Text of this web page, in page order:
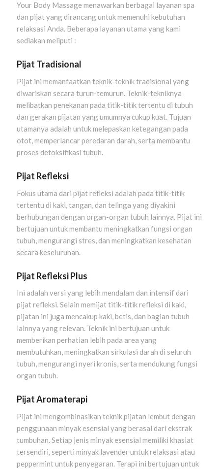
Your Body Massage menawarkan berbagai layanan spa
dan pijat yang dirancang untuk memenuhi kebutuhan
relaksasi Anda. Beberapa layanan utama yang kami
sediakan meliputi :
Pijat Tradisional
Pijat ini memanfaatkan teknik-teknik tradisional yang
diwariskan secara turun-temurun. Teknik-tekniknya
melibatkan penekanan pada titik-titik tertentu di tubuh
dan gerakan pijatan yang umumnya cukup kuat. Tujuan
utamanya adalah untuk melepaskan ketegangan pada
otot, memperlancar peredaran darah, serta membantu
proses detoksifikasi tubuh.
Pijat Refleksi
Fokus utama dari pijat refleksi adalah pada titik-titik
tertentu di kaki, tangan, dan telinga yang diyakini
berhubungan dengan organ-organ tubuh lainnya. Pijat ini
bertujuan untuk membantu meningkatkan fungsi organ
tubuh, mengurangi stres, dan meningkatkan kesehatan
secara keseluruhan.
Pijat Refleksi Plus
Ini adalah versi yang lebih mendalam dan intensif dari
pijat refleksi. Selain memijat titik-titik refleksi di kaki,
pijatan ini juga mencakup kaki, betis, dan bagian tubuh
lainnya yang relevan. Teknik ini bertujuan untuk
memberikan perhatian lebih pada area yang
membutuhkan, meningkatkan sirkulasi darah di seluruh
tubuh, mengurangi nyeri kronis, serta mendukung fungsi
organ tubuh.
Pijat Aromaterapi
Pijat ini mengombinasikan teknik pijatan lembut dengan
penggunaan minyak esensial yang berasal dari ekstrak
tumbuhan. Setiap jenis minyak esensial memiliki khasiat
tersendiri, seperti minyak lavender untuk relaksasi atau
peppermint untuk penyegaran. Terapi ini bertujuan untuk